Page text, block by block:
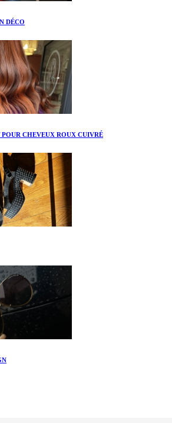
DÉCO
POUR CHEVEUX ROUX CUIVRÉ